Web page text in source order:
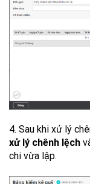
4. Sau khi xử lý
xử lý chênh lệch
chi vừa lập.